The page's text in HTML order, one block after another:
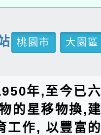
桃園市
大園區
年,至今已
的星移物換,
工作, 以豐富